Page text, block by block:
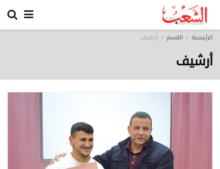
الرئيسية القسم أرشيف
أرشيف